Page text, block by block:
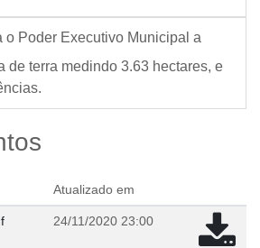
o Poder Executivo Municipal a
de terra medindo 3.63 hectares, e
Atualizado em
24/11/2020 23:00